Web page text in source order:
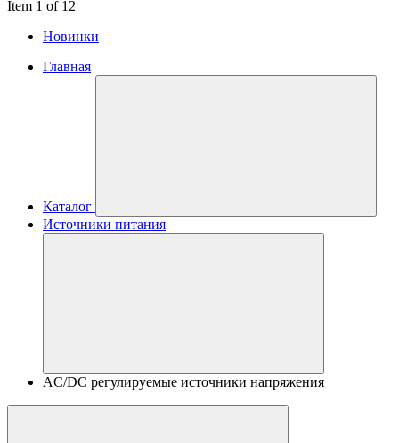
Item 1 of 12
Новинки
Главная
Каталог
Источники питания
AC/DC регулируемые источники напряжения